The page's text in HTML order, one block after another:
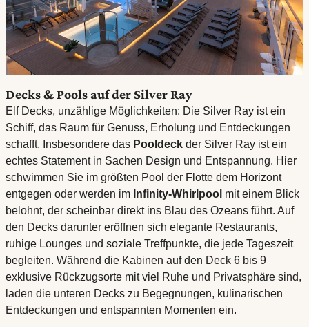
Decks & Pools auf der Silver Ray
Elf Decks, unzählige Möglichkeiten: Die Silver Ray ist ein
Schiff, das Raum für Genuss, Erholung und Entdeckungen
schafft. Insbesondere das Pooldeck der Silver Ray ist ein
echtes Statement in Sachen Design und Entspannung. Hier
schwimmen Sie im größten Pool der Flotte dem Horizont
entgegen oder werden im Infinity-Whirlpool mit einem Blick
belohnt, der scheinbar direkt ins Blau des Ozeans führt. Auf
den Decks darunter eröffnen sich elegante Restaurants,
ruhige Lounges und soziale Treffpunkte, die jede Tageszeit
begleiten. Während die Kabinen auf den Deck 6 bis 9
exklusive Rückzugsorte mit viel Ruhe und Privatsphäre sind,
laden die unteren Decks zu Begegnungen, kulinarischen
Entdeckungen und entspannten Momenten ein.